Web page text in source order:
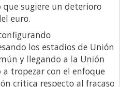
sugiere un deterioro
euro.
los estadios de Unión
y llegando a la Unión
tropezar con el enfoque
crítica respecto al fracaso